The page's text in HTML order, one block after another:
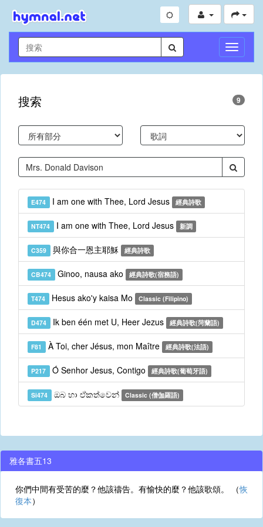
切
換
導
搜索 9
E474 I am one with Thee, Lord Jesus 經典詩歌
NT474 I am one with Thee, Lord Jesus 新調
C359 與你合一恩主耶穌 經典詩歌
CB474 Ginoo, nausa ako 經典詩歌(宿務語)
T474 Hesus ako'y kaisa Mo Classic (Filipino)
D474 Ik ben één met U, Heer Jezus 經典詩歌(菏蘭語)
F81 À Toi, cher Jésus, mon Maître 經典詩歌(法語)
P217 Ó Senhor Jesus, Contigo 經典詩歌(葡萄牙語)
Si474 ඔබ හා ඒකත්වෙන් Classic (僧伽羅語)
雅各書五13
你們中間有受苦的麼？他該禱告。有愉快的麼？他該歌頌。 （恢
復本）